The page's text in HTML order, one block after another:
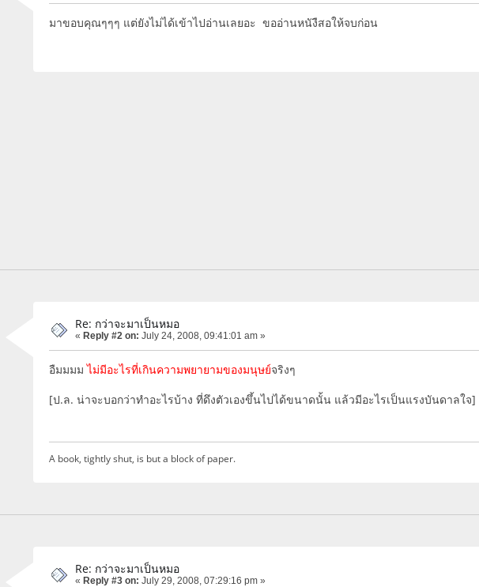
มาขอบคุณๆๆๆ แต่ยังไม่ได้เข้าไปอ่านเลยอะ ขออ่านหนังืสอให้จบก่อน
Re: กว่าจะมาเป็นหมอ
« Reply #2 on: July 24, 2008, 09:41:01 am »
อืมมมมไม่มีอะไรที่เกินความพยายามของมนุษย์จริงๆ
[ป.ล. น่าจะบอกว่าทำอะไรบ้าง ที่ดึงตัวเองขึ้นไปได้ขนาดนั้น แล้วมีอะไรเป็นแรงบันดาลใจ]
A book, tightly shut, is but a block of paper.
Re: กว่าจะมาเป็นหมอ
« Reply #3 on: July 29, 2008, 07:29:16 pm »